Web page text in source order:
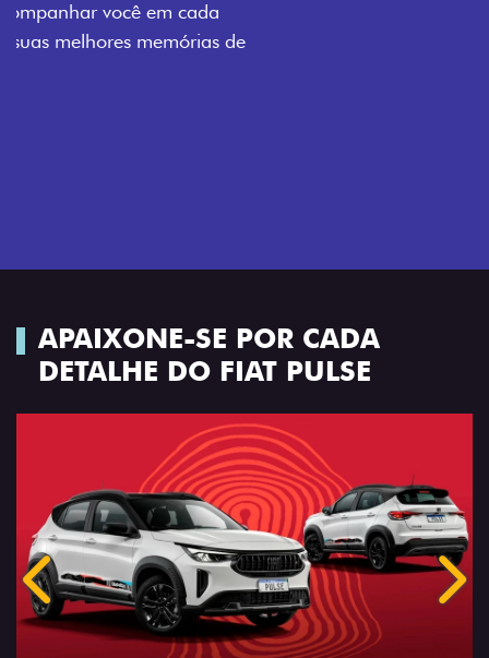
enquanto os detalhes escurecidos, o teto bicolor e as
rodas de liga-leve aro 16” em preto brilhante
APAIXONE-SE POR CADA
DETALHE DO FIAT PULSE
Anterior